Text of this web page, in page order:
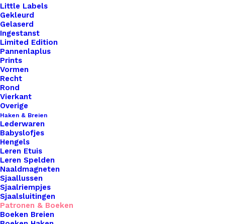
Little Labels
Gekleurd
Gelaserd
Ingestanst
Limited Edition
Pannenlaplus
Prints
Vormen
Recht
Rond
Vierkant
Overige
Haken & Breien
Lederwaren
Babyslofjes
Hengels
Leren Etuis
Leren Spelden
Naaldmagneten
Sjaallussen
Sjaalriempjes
Sjaalsluitingen
Patronen & Boeken
Boeken Breien
Breipatroon Bubble
Sjaal
€
Ontvang direct toegang tot je volgende creatieve
project met ons downloadbare haak- of
breipatroon! Of je nu een ervaren haak -of
breister bent of net begint met haken of breien,
onze patronen zijn ontworpen om je stap voor
stap te begeleiden naar prachtige en unieke
creaties. Met een breed scala aan ontwerpen, van
trendy accessoires tot tijdloze klassiekers, vind je
gegarandeerd iets dat bij je stijl en
vaardigheidsniveau past. Onze downloadbare